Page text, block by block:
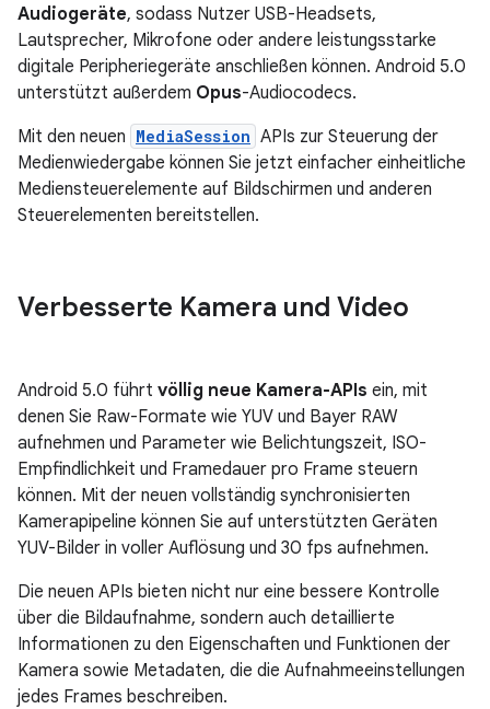
Audiogeräte, sodass Nutzer USB-Headsets,
Lautsprecher, Mikrofone oder andere leistungsstarke
digitale Peripheriegeräte anschließen können. Android 5.0
unterstützt außerdem Opus-Audiocodecs.
Mit den neuen MediaSession APIs zur Steuerung der
Medienwiedergabe können Sie jetzt einfacher einheitliche
Mediensteuerelemente auf Bildschirmen und anderen
Steuerelementen bereitstellen.
Verbesserte Kamera und Video
Android 5.0 führt völlig neue Kamera-APIs ein, mit
denen Sie Raw-Formate wie YUV und Bayer RAW
aufnehmen und Parameter wie Belichtungszeit, ISO-
Empfindlichkeit und Framedauer pro Frame steuern
können. Mit der neuen vollständig synchronisierten
Kamerapipeline können Sie auf unterstützten Geräten
YUV-Bilder in voller Auflösung und 30 fps aufnehmen.
Die neuen APIs bieten nicht nur eine bessere Kontrolle
über die Bildaufnahme, sondern auch detaillierte
Informationen zu den Eigenschaften und Funktionen der
Kamera sowie Metadaten, die die Aufnahmeeinstellungen
jedes Frames beschreiben.